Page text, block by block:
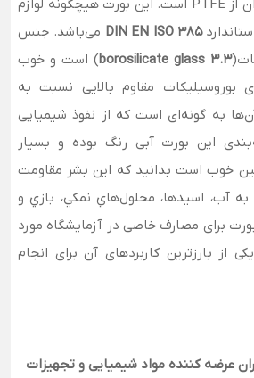
شکل می‌باشد و جنس آن از PTFE است. این بورت هیچگونه لوازم
DIN EN ISO 385
می‌باشد. جنس
borosilicate glass 3.3) است و خوب
بوروسیلیکات مقاوم بالایی نسبت به
به گونه‌ای است که از نفوذ شیمیایی
این بورت آبی رنگ بوده و بسیار
خوب است بدانید که این بشر مقاومت
آب، اسيدها، محلول‌هاي نمكي، بازي و
بورت برای مصارف خاصی در آزمایشگاه مورد
از بارزترین کاربردهای آن برای انجام
عرضه کننده مواد شیمیایی و تجهیزات